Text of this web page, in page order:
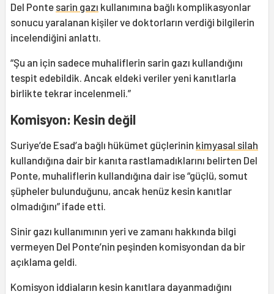
Del Ponte sarin gazı kullanımına bağlı komplikasyonlar
sonucu yaralanan kişiler ve doktorların verdiği bilgilerin
incelendiğini anlattı.
“Şu an için sadece muhaliflerin sarin gazı kullandığını
tespit edebildik. Ancak eldeki veriler yeni kanıtlarla
birlikte tekrar incelenmeli.”
Komisyon: Kesin değil
Suriye’de Esad’a bağlı hükümet güçlerinin kimyasal silah
kullandığına dair bir kanıta rastlamadıklarını belirten Del
Ponte, muhaliflerin kullandığına dair ise “güçlü, somut
şüpheler bulunduğunu, ancak henüz kesin kanıtlar
olmadığını” ifade etti.
Sinir gazı kullanımının yeri ve zamanı hakkında bilgi
vermeyen Del Ponte’nin peşinden komisyondan da bir
açıklama geldi.
Komisyon iddiaların kesin kanıtlara dayanmadığını